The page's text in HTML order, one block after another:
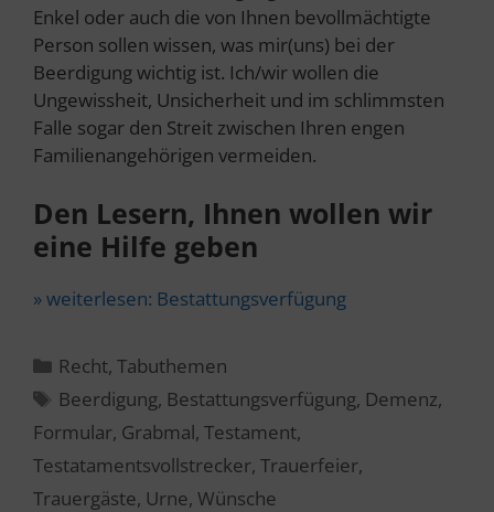
Enkel oder auch die von Ihnen bevollmächtigte
Person sollen wissen, was mir(uns) bei der
Beerdigung wichtig ist. Ich/wir wollen die
Ungewissheit, Unsicherheit und im schlimmsten
Falle sogar den Streit zwischen Ihren engen
Familienangehörigen vermeiden.
Den Lesern, Ihnen wollen wir
eine Hilfe geben
» weiterlesen: Bestattungsverfügung
Kategorien
Recht,Tabuthemen
Schlagwörter
Beerdigung, Bestattungsverfügung, Demenz,
Formular, Grabmal, Testament,
Testatamentsvollstrecker, Trauerfeier,
Trauergäste, Urne, Wünsche